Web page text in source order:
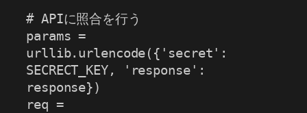
# APIに照合を行う
params =
urllib.urlencode({'secret':
SECRECT_KEY, 'response':
response})
req =